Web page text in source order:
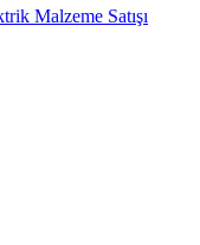
Malzeme Satışı